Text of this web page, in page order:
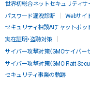
世界初総合ネットセキュリティサ
パスワード漏洩診断
Webサイ
セキュリティ相談AIチャットボッ
実在証明・盗聴対策
サイバー攻撃対策（GMOサイバー
サイバー攻撃対策（GMO Flatt
セキュリティ事業の軌跡